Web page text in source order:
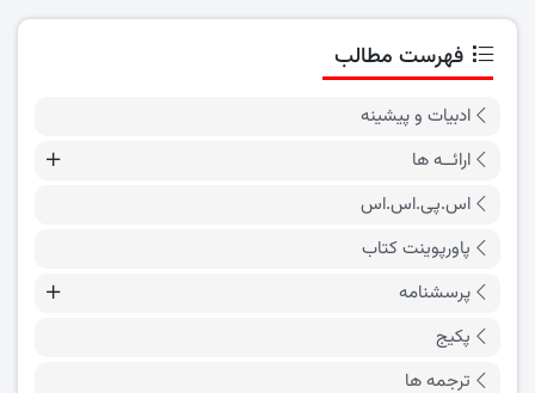
فهرست مطالب
ادبیات و پیشینه
ارائــه ها
اس.پی.اس.اس
پاورپوینت کتاب
پرسشنامه
پکیج
ترجمه ها